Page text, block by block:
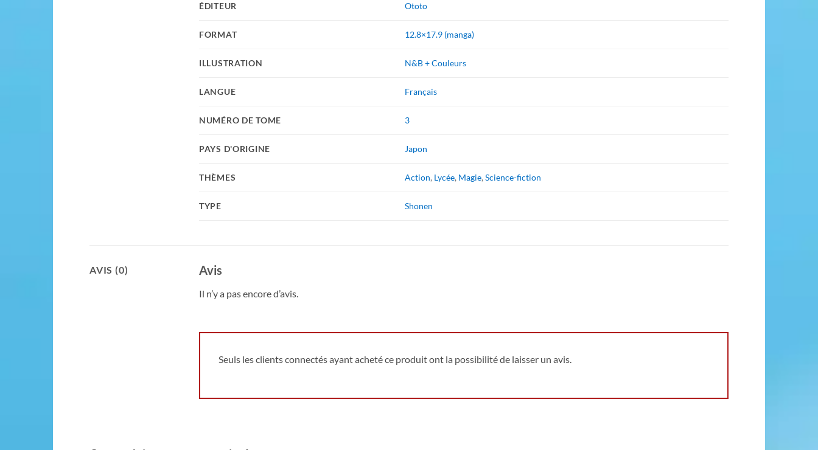
ÉDITEUR Ototo
FORMAT 12.8×17.9 (manga)
ILLUSTRATION N&B + Couleurs
LANGUE Français
NUMÉRO DE TOME 3
PAYS D'ORIGINE Japon
THÈMES Action, Lycée, Magie,Science-fiction
TYPE Shonen
AVIS (0) Avis
Il n’y a pas encore d’avis.
Seuls les clients connectés ayant acheté ce produit ont la possibilité de laisser un avis.